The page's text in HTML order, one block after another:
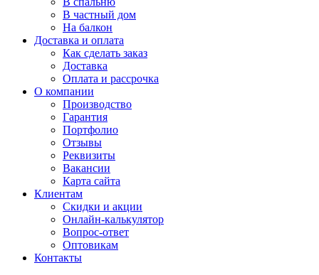
В частный дом
На балкон
Доставка и оплата
Как сделать заказ
Доставка
Оплата и рассрочка
О компании
Производство
Гарантия
Портфолио
Отзывы
Реквизиты
Вакансии
Карта сайта
Клиентам
Скидки и акции
Онлайн-калькулятор
Вопрос-ответ
Оптовикам
Контакты